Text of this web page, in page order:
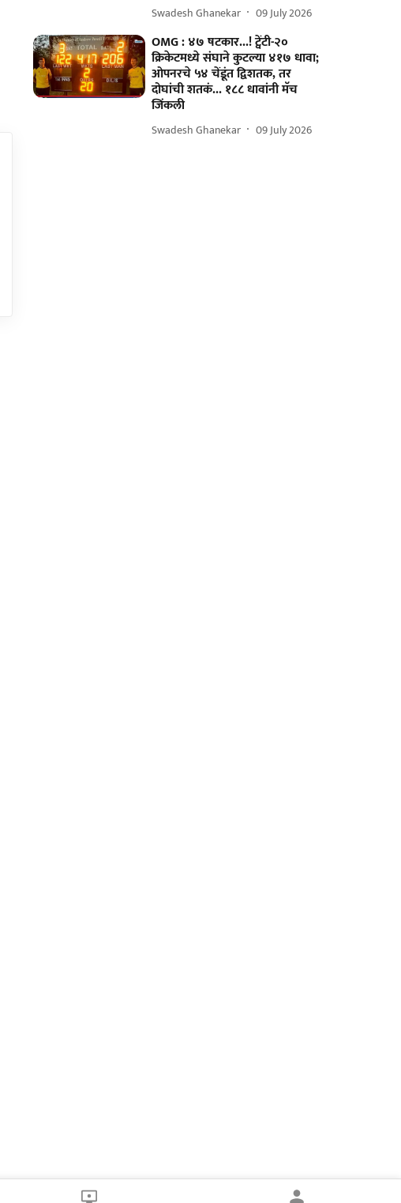
Swadesh Ghanekar 09 July 2026
OMG : ४७ षटकार...! ट्वेंटी-२०
क्रिकेटमध्ये संघाने कुटल्या ४१७ धावा;
ओपनरचे ५४ चेंडूंत द्विशतक, तर
दोघांची शतकं... १८८ धावांनी मॅच
जिंकली
Swadesh Ghanekar 09 July 2026